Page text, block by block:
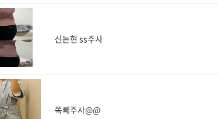
신논현 ss주사
쏙빼주사@@